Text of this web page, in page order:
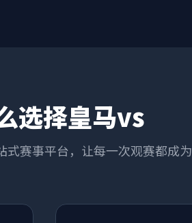
选择皇马vs
式赛事平台，让每一次观赛都成